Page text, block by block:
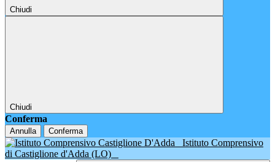
Chiudi
Chiudi
Conferma
Annulla Conferma
Istituto Comprensivo
di Castiglione d'Adda (LO)